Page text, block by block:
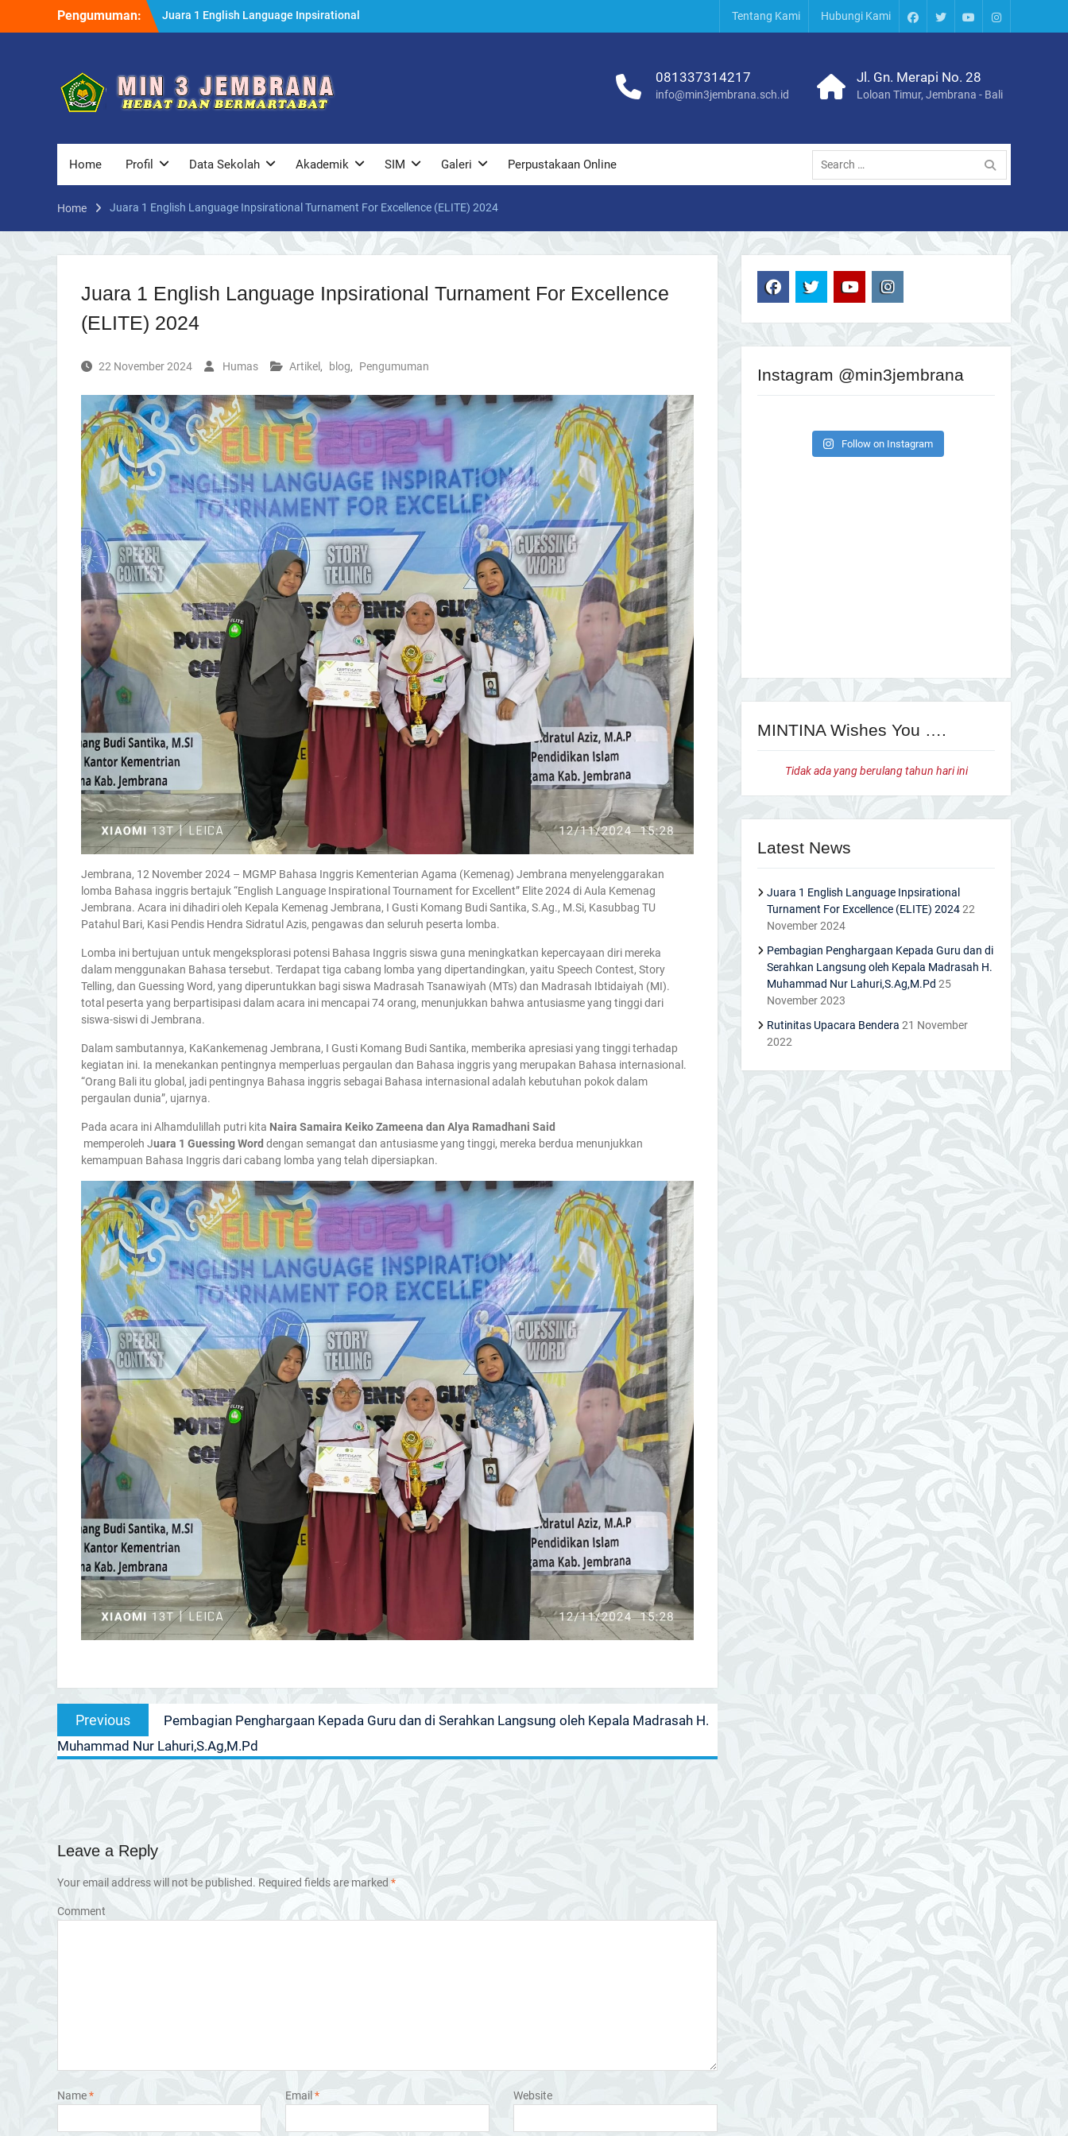
Pengumuman:
Juara 1 English Language Inpsirational
Turnament For Excellence (ELITE) 2024
Madrasah H. Muhammad Nur
Lahuri,S.Ag,M.Pd
Tentang Kami Hubungi Kami
081337314217
info@min3jembrana.sch.id
Jl. Gn. Merapi No. 28
Loloan Timur, Jembrana - Bali
Home Profil Data Sekolah Akademik SIM Galeri Perpustakaan Online
Search
for:
Home Juara 1 English Language Inpsirational Turnament For Excellence (ELITE) 2024
Juara 1 English Language Inpsirational Turnament For Excellence
(ELITE) 2024
22 November 2024 Humas Artikel , blog, Pengumuman
Jembrana, 12 November 2024 – MGMP Bahasa Inggris Kementerian Agama (Kemenag) Jembrana menyelenggarakan
lomba Bahasa inggris bertajuk “English Language Inspirational Tournament for Excellent” Elite 2024 di Aula Kemenag
Jembrana. Acara ini dihadiri oleh Kepala Kemenag Jembrana, I Gusti Komang Budi Santika, S.Ag., M.Si, Kasubbag TU
Patahul Bari, Kasi Pendis Hendra Sidratul Azis, pengawas dan seluruh peserta lomba.
Lomba ini bertujuan untuk mengeksplorasi potensi Bahasa Inggris siswa guna meningkatkan kepercayaan diri mereka
dalam menggunakan Bahasa tersebut. Terdapat tiga cabang lomba yang dipertandingkan, yaitu Speech Contest, Story
Telling, dan Guessing Word, yang diperuntukkan bagi siswa Madrasah Tsanawiyah (MTs) dan Madrasah Ibtidaiyah (MI).
total peserta yang berpartisipasi dalam acara ini mencapai 74 orang, menunjukkan bahwa antusiasme yang tinggi dari
siswa-siswi di Jembrana.
Dalam sambutannya, KaKankemenag Jembrana, I Gusti Komang Budi Santika, memberika apresiasi yang tinggi terhadap
kegiatan ini. Ia menekankan pentingnya memperluas pergaulan dan Bahasa inggris yang merupakan Bahasa internasional.
“Orang Bali itu global, jadi pentingnya Bahasa inggris sebagai Bahasa internasional adalah kebutuhan pokok dalam
pergaulan dunia”, ujarnya.
Pada acara ini Alhamdulillah putri kita Naira Samaira Keiko Zameena dan Alya Ramadhani Said
memperoleh Juara 1 Guessing Word dengan semangat dan antusiasme yang tinggi, mereka berdua menunjukkan
kemampuan Bahasa Inggris dari cabang lomba yang telah dipersiapkan.
Post
navigation
Previous
Previous
Pembagian Penghargaan Kepada Guru dan di Serahkan Langsung oleh Kepala Madrasah H.
Muhammad Nur Lahuri,S.Ag,M.Pd
Leave a Reply
Your email address will not be published. Required fields are marked *
Comment
Name* Email * Website
Instagram @min3jembrana
Follow on Instagram
MINTINA Wishes You ….
Tidak ada yang berulang tahun hari ini
Latest News
Juara 1 English Language Inpsirational
Turnament For Excellence (ELITE) 202422
November 2024
Pembagian Penghargaan Kepada Guru dan di
Serahkan Langsung oleh Kepala Madrasah H.
Muhammad Nur Lahuri,S.Ag,M.Pd 25
November 2023
Rutinitas Upacara Bendera 21 November
2022